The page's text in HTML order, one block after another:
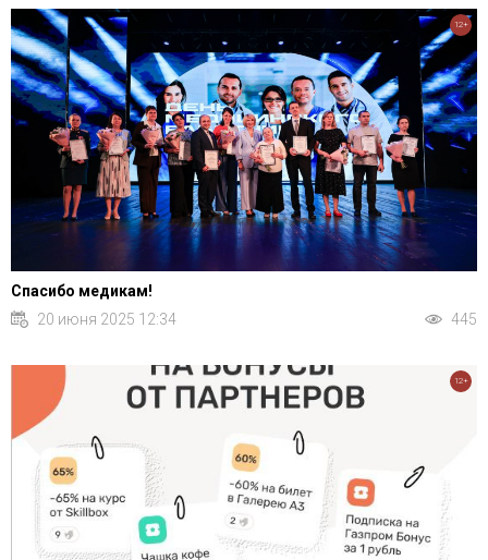
Спасибо медикам!
20 июня 2025 12:34
445
12+
12+